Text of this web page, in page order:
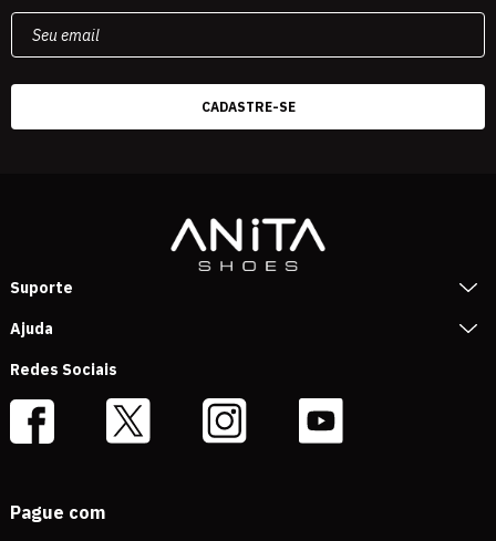
Suporte
Ajuda
Redes Sociais
Pague com